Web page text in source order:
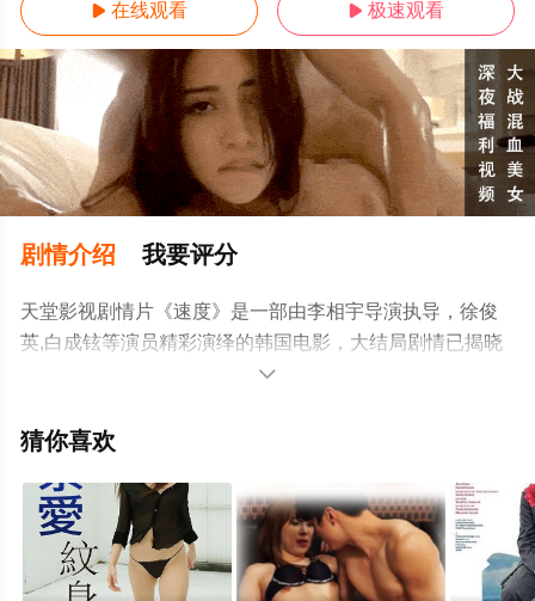
 在线观看  极速观看
剧情介绍 我要评分
天堂影视剧情片《速度》是一部由李相宇导演执导，徐俊
英,白成铉等演员精彩演绎的韩国电影，大结局剧情已揭晓
（1-1全集），手机免费观看高清未删减完整版电影大全就
或剧情网等平台了解。

猜你喜欢